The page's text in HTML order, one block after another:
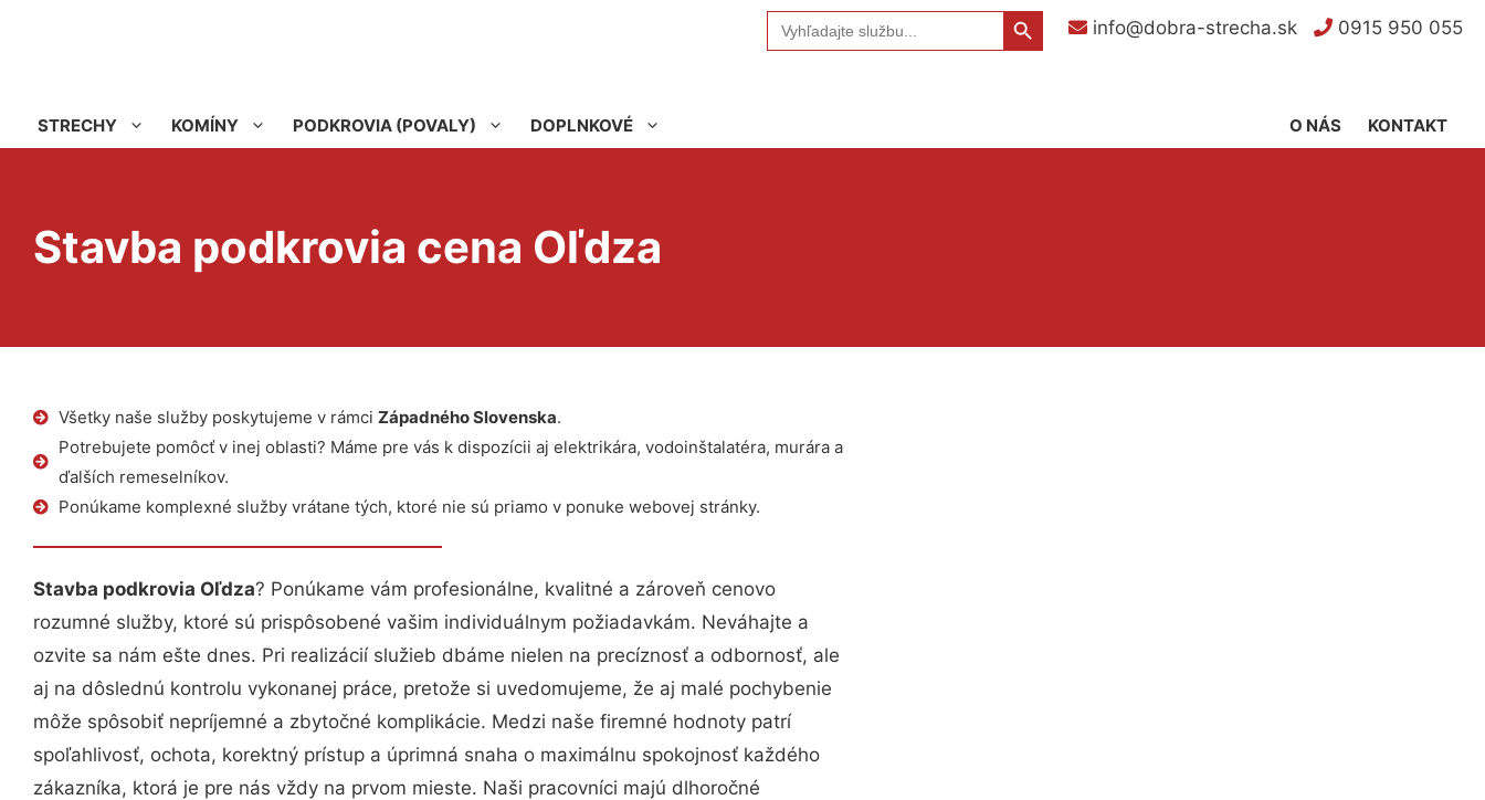
Search
for:
Search Button
info@dobra-strecha.sk
0915 950 055
STRECHY KOMÍNY PODKROVIA (POVALY) DOPLNKOVÉ KONTAKT
O NÁS
Stavba podkrovia cena Oľdza
Všetky naše služby poskytujeme v rámci Západného Slovenska.
Potrebujete pomôcť v inej oblasti? Máme pre vás k dispozícii aj elektrikára, vodoinštalatéra, murára a
ďalších remeselníkov.
Ponúkame komplexné služby vrátane tých, ktoré nie sú priamo v ponuke webovej stránky.
Stavba podkrovia Oľdza? Ponúkame vám profesionálne, kvalitné a zároveň cenovo
rozumné služby, ktoré sú prispôsobené vašim individuálnym požiadavkám. Neváhajte a
ozvite sa nám ešte dnes. Pri realizácií služieb dbáme nielen na precíznosť a odbornosť, ale
aj na dôslednú kontrolu vykonanej práce, pretože si uvedomujeme, že aj malé pochybenie
môže spôsobiť nepríjemné a zbytočné komplikácie. Medzi naše firemné hodnoty patrí
spoľahlivosť, ochota, korektný prístup a úprimná snaha o maximálnu spokojnosť každého
zákazníka, ktorá je pre nás vždy na prvom mieste. Naši pracovníci majú dlhoročné